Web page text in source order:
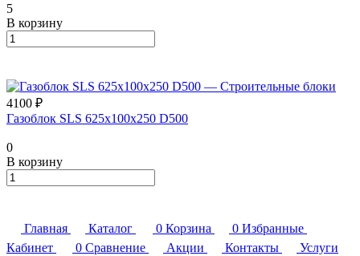
5
В корзину
4100 ₽
Газоблок SLS 625х100х250 D500
0
В корзину
Главная Каталог 0 Корзина 0 Избранные
Кабинет
0 Сравнение Акции Контакты
Услуги